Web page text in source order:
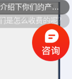
是怎么收费的呢？